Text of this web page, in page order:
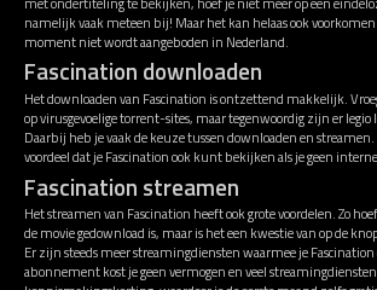
namelijk vaak meteen bij! Maar het kan helaas ook
moment niet wordt aangeboden in Nederland.
Fascination downloaden
Het downloaden van Fascination is ontzettend makkelijk.
op virusgevoelige torrent-sites, maar tegenwoordig zijn er legio
Daarbij heb je vaak de keuze tussen downloaden en
voordeel dat je Fascination ook kunt bekijken als je geen
Fascination streamen
Het streamen van Fascination heeft ook grote voordelen. Zo
de movie gedownload is, maar is het een kwestie van op de
Er zijn steeds meer streamingdiensten waarmee je
abonnement kost je geen vermogen en veel